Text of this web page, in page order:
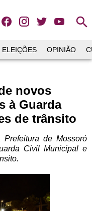
search
ELEIÇÕES OPINIÃO
novos
à Guarda
de trânsito
de Mossoró
Civil Municipal e